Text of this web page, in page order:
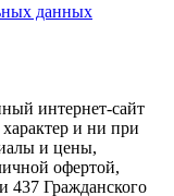
данных
интернет-сайт
и ни при
и цены,
офертой,
437 Гражданского